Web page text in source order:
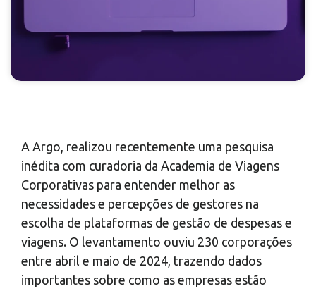
A Argo, realizou recentemente uma pesquisa
inédita com curadoria da Academia de Viagens
Corporativas para entender melhor as
necessidades e percepções de gestores na
escolha de plataformas de gestão de despesas e
viagens. O levantamento ouviu 230 corporações
entre abril e maio de 2024, trazendo dados
importantes sobre como as empresas estão